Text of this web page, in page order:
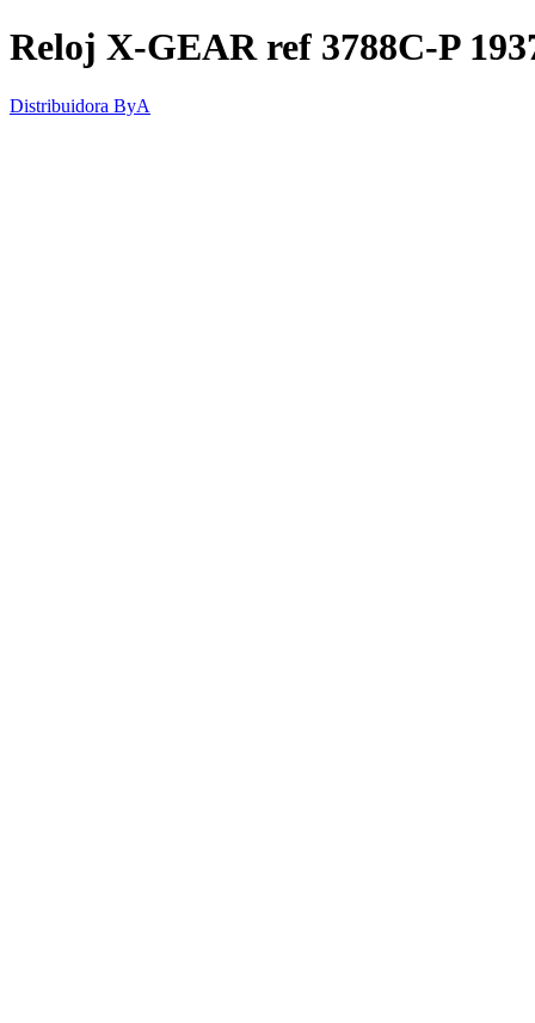
Reloj X-GEAR ref 3788C-P
Distribuidora ByA